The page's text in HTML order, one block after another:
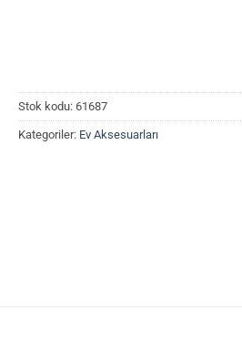
Stok kodu: 61687
Kategoriler: Ev Aksesuarları